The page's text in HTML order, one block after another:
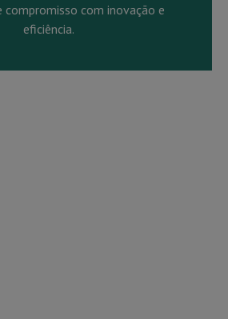
compromisso com inovação e
eficiência.